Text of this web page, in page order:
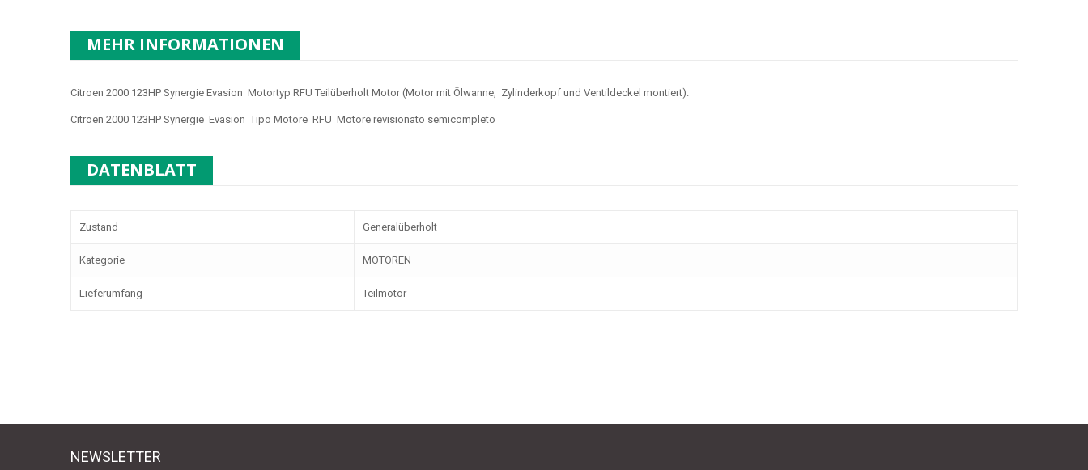
MEHR INFORMATIONEN
Citroen 2000 123HP Synergie Evasion Motortyp RFU Teilüberholt Motor (Motor mit Ölwanne, Zylinderkopf und Ventildeckel montiert).
Citroen 2000 123HP Synergie Evasion Tipo Motore RFU Motore revisionato semicompleto
DATENBLATT
Zustand Generalüberholt
Kategorie MOTOREN
Lieferumfang Teilmotor
NEWSLETTER